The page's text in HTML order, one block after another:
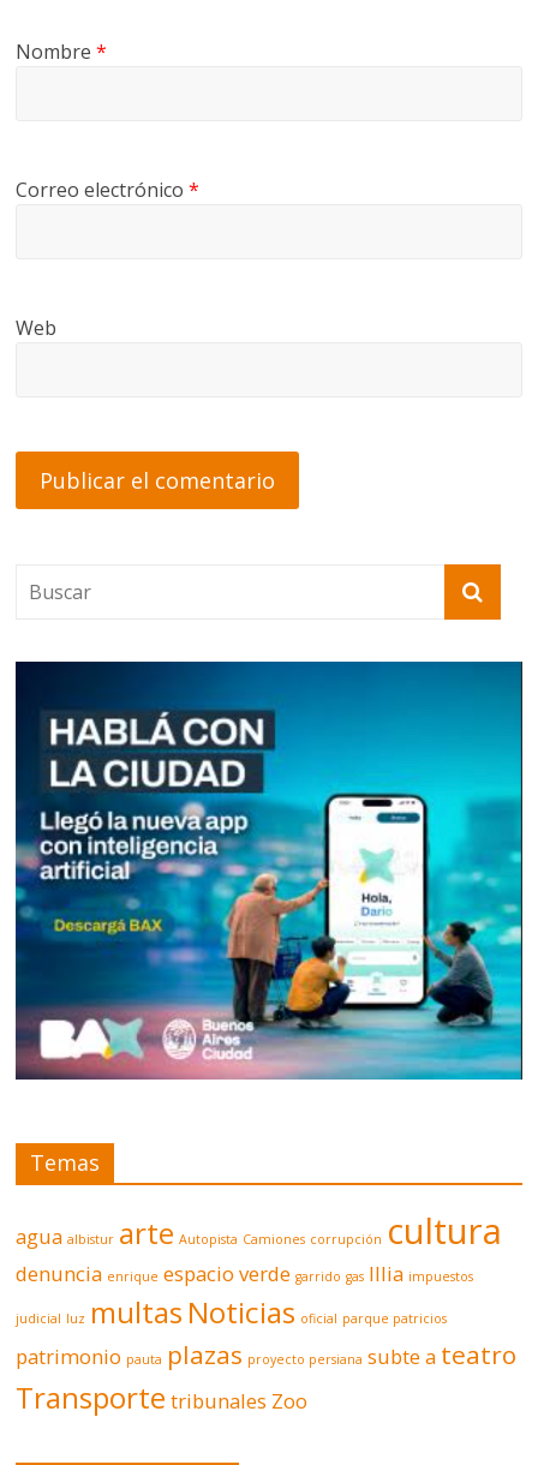
Nombre*
Correo electrónico*
Web
Temas
agua albistur arte Autopista Camiones corrupción cultura
denuncia enrique espacio verde garrido gas Illia impuestos
judicial luz multas Noticias oficial parque patricios
patrimonio pauta plazas proyecto persiana subte a teatro
Transporte tribunales Zoo